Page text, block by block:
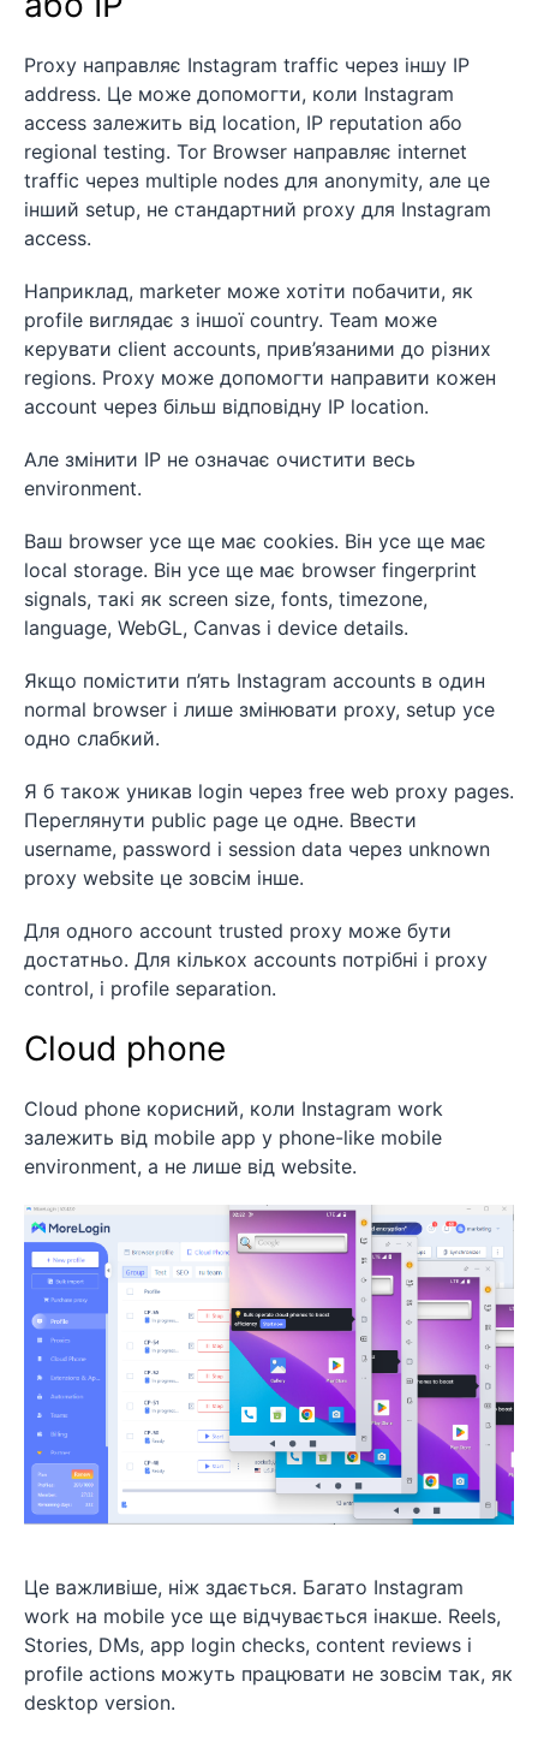
Proxy направляє Instagram traffic через іншу IP
address. Це може допомогти, коли Instagram
access залежить від location, IP reputation або
regional testing. Tor Browser направляє internet
traffic через multiple nodes для anonymity, але це
інший setup, не стандартний proxy для Instagram
access.
Наприклад, marketer може хотіти побачити, як
profile виглядає з іншої country. Team може
керувати client accounts, прив’язаними до різних
regions. Proxy може допомогти направити кожен
account через більш відповідну IP location.
Але змінити IP не означає очистити весь
environment.
Ваш browser усе ще має cookies. Він усе ще має
local storage. Він усе ще має browser fingerprint
signals, такі як screen size, fonts, timezone,
language, WebGL, Canvas і device details.
Якщо помістити п’ять Instagram accounts в один
normal browser і лише змінювати proxy, setup усе
одно слабкий.
Я б також уникав login через free web proxy pages.
Переглянути public page це одне. Ввести
username, password і session data через unknown
proxy website це зовсім інше.
Для одного account trusted proxy може бути
достатньо. Для кількох accounts потрібні і proxy
control, і profile separation.
Cloud phone
Cloud phone корисний, коли Instagram work
залежить від mobile app у phone-like mobile
environment, а не лише від website.
Це важливіше, ніж здається. Багато Instagram
work на mobile усе ще відчувається інакше. Reels,
Stories, DMs, app login checks, content reviews і
profile actions можуть працювати не зовсім так, як
desktop version.